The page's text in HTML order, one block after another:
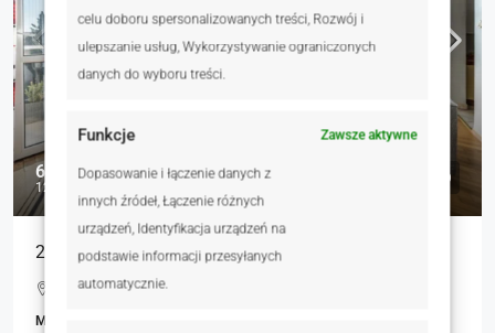
celu doboru spersonalizowanych treści, Rozwój i
ulepszanie usług, Wykorzystywanie ograniczonych
danych do wyboru treści.
Funkcje Zawsze aktywne
Dopasowanie i łączenie danych z
innych źródeł, Łączenie różnych
urządzeń, Identyfikacja urządzeń na
podstawie informacji przesyłanych
automatycznie.
649 000 zł
12 553 zł
2 pokoje Ogród Garaż Gotowe do zamieszkania
Podgrzybkowa, Złotniki, Polska
MIESZKANIA, NIERUCHOMOŚCI MIESZKANIOWE